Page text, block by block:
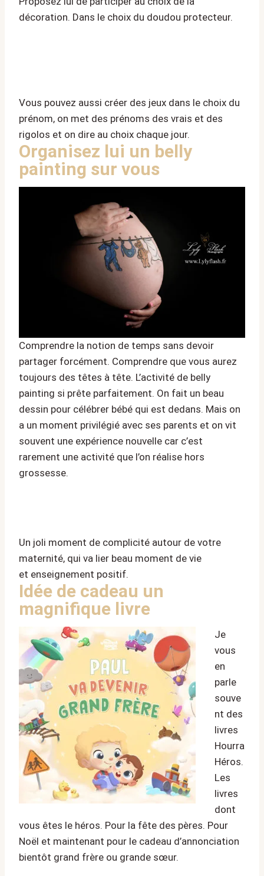
décoration. Dans le choix du doudou protecteur.
Vous pouvez aussi créer des jeux dans le choix du
prénom, on met des prénoms des vrais et des
rigolos et on dire au choix chaque jour.
Organisez lui un belly
painting sur vous
Comprendre la notion de temps sans devoir
partager forcément. Comprendre que vous aurez
toujours des têtes à tête. L’activité de belly
painting si prête parfaitement. On fait un beau
dessin pour célébrer bébé qui est dedans. Mais on
a un moment privilégié avec ses parents et on vit
souvent une expérience nouvelle car c’est
rarement une activité que l’on réalise hors
grossesse.
Un joli moment de complicité autour de votre
maternité, qui va lier beau moment de vie
et enseignement positif.
Idée de cadeau un
magnifique livre
Je
vous
en
parle
souve
nt des
livres
Hourra
Héros.
Les
livres
dont
vous êtes le héros. Pour la fête des pères. Pour
Noël et maintenant pour le cadeau d’annonciation
bientôt grand frère ou grande sœur.